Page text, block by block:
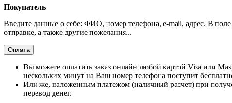
Покупатель
Введите данные о себе: ФИО, номер телефона, e-mail, адрес. В поле
отправке, а также другие пожелания...
Оплата
Вы можете оплатить заказ онлайн любой картой Visa или
нескольких минут на Ваш номер телефона поступит
Или же, наложенным платежом (наличный расчет) при
перевод денег.